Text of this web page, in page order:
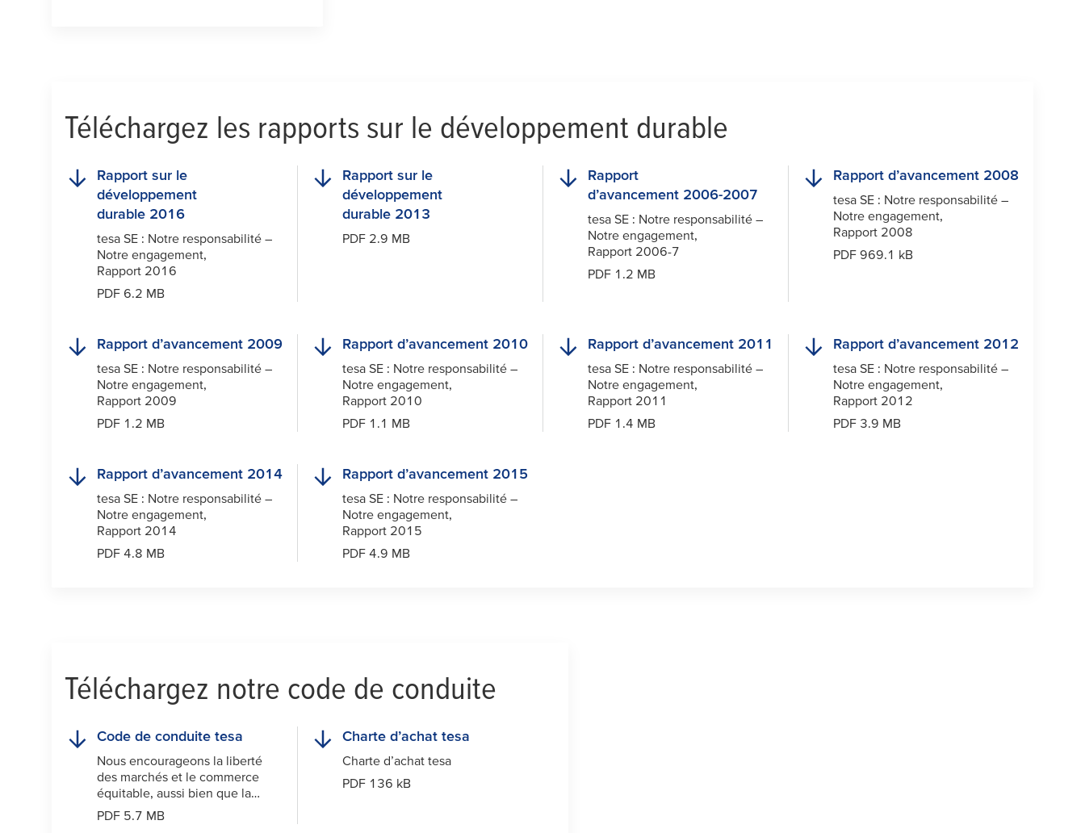
Téléchargez les rapports sur le développement durable
Rapport sur le
développement
durable 2016
tesa SE : Notre responsabilité –
Notre engagement,
Rapport 2016
PDF 6.2 MB
Rapport sur le
développement
durable 2013
PDF 2.9 MB
Rapport
d’avancement 2006-2007
tesa SE : Notre responsabilité –
Notre engagement,
Rapport 2006-7
PDF 1.2 MB
Rapport d’avancement 2008
tesa SE : Notre responsabilité –
Notre engagement,
Rapport 2008
PDF 969.1 kB
Rapport d’avancement 2009
tesa SE : Notre responsabilité –
Notre engagement,
Rapport 2009
PDF 1.2 MB
Rapport d’avancement 2010
tesa SE : Notre responsabilité –
Notre engagement,
Rapport 2010
PDF 1.1 MB
Rapport d’avancement 2011
tesa SE : Notre responsabilité –
Notre engagement,
Rapport 2011
PDF 1.4 MB
Rapport d’avancement 2012
tesa SE : Notre responsabilité –
Notre engagement,
Rapport 2012
PDF 3.9 MB
Rapport d’avancement 2014
tesa SE : Notre responsabilité –
Notre engagement,
Rapport 2014
PDF 4.8 MB
Rapport d’avancement 2015
tesa SE : Notre responsabilité –
Notre engagement,
Rapport 2015
PDF 4.9 MB
Téléchargez notre code de conduite
Code de conduite tesa
Nous encourageons la liberté
des marchés et le commerce
équitable, aussi bien que la
protection des personnes et de
l’environnement.
PDF 5.7 MB
Charte d’achat tesa
Charte d’achat tesa
PDF 136 kB